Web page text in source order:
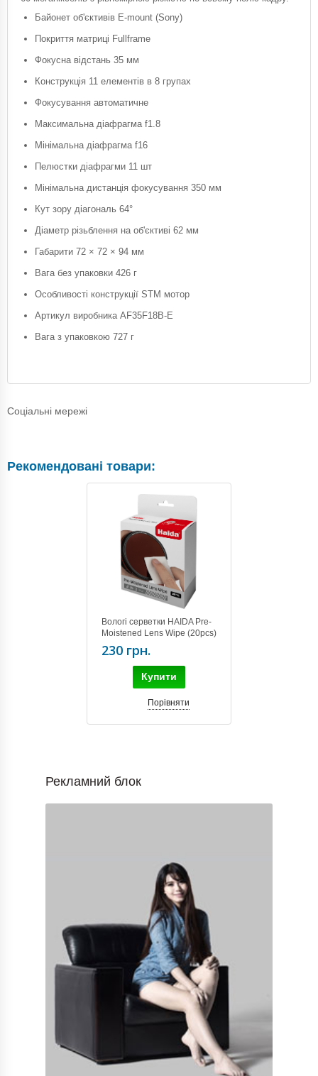
Байонет об'єктивів E-mount (Sony)
Покриття матриці Fullframe
Фокусна відстань 35 мм
Конструкція 11 елементів в 8 групах
Фокусування автоматичне
Максимальна діафрагма f1.8
Мінімальна діафрагма f16
Пелюстки діафрагми 11 шт
Мінімальна дистанція фокусування 350 мм
Кут зору діагональ 64°
Діаметр різьблення на об'єктиві 62 мм
Габарити 72 × 72 × 94 мм
Вага без упаковки 426 г
Особливості конструкції STM мотор
Артикул виробника AF35F18B-E
Вага з упаковкою 727 г
Соціальні мережі
Рекомендовані товари:
Вологі серветки HAIDA Pre-
Moistened Lens Wipe (20pcs)
HD4634
230 грн.
Купити
Порівняти
Рекламний блок